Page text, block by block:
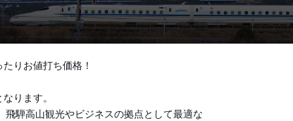
りお値打ち価格！
ります。
飛騨高山観光やビジネスの拠点として最適な